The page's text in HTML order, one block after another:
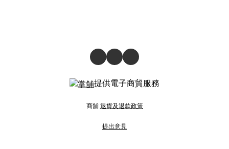
提供電子商貿服務
商舖 退貨及退款政策
提出意見